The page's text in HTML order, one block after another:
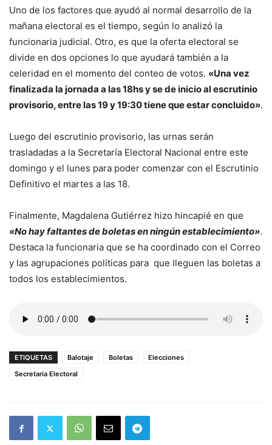
Uno de los factores que ayudó al normal desarrollo de la
mañana electoral es el tiempo, según lo analizó la
funcionaria judicial. Otro, es que la oferta electoral se
divide en dos opciones lo que ayudará también a la
celeridad en el momento del conteo de votos. «Una vez
finalizada la jornada a las 18hs y se de inicio al escrutinio
provisorio, entre las 19 y 19:30 tiene que estar concluido».
Luego del escrutinio provisorio, las urnas serán
trasladadas a la Secretaría Electoral Nacional entre este
domingo y el lunes para poder comenzar con el Escrutinio
Definitivo el martes a las 18.
Finalmente, Magdalena Gutiérrez hizo hincapié en que
«No hay faltantes de boletas en ningún establecimiento».
Destaca la funcionaria que se ha coordinado con el Correo
y las agrupaciones políticas para que lleguen las boletas a
todos los establecimientos.
ETIQUETAS Balotaje Boletas
Elecciones
Secretaría Electoral